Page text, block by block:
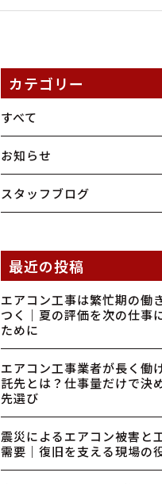
カテゴリー
すべて
お知らせ
スタッフブログ
最近の投稿
エアコン工事は繁忙期の働
つく｜夏の評価を次の仕事
ために
エアコン工事業者が長く働
託先とは？仕事量だけで決
先選び
震災によるエアコン被害と
需要｜復旧を支える現場の